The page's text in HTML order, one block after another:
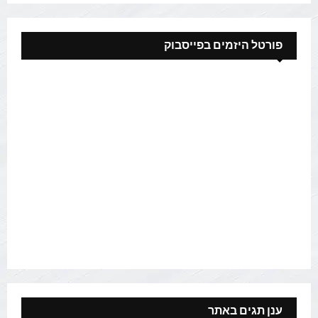
פורטל היזמים בפייסבוק
ענן תגים באתר